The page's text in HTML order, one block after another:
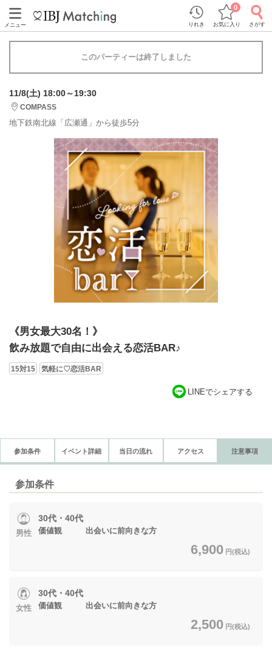
メニュー りれき お気に入り
0
さがす
このパーティーは終了しました
11/8(土) 18:00～19:30
COMPASS
地下鉄南北線「広瀬通」から徒歩5分
《男女最大30名！》
飲み放題で自由に出会える恋活BAR♪
15対15 気軽に♡恋活BAR
LINEでシェアする
参加条件 イベント詳細 当日の流れ アクセス 注意事項
参加条件
男性
30代・40代
価値観 出会いに前向きな方
6,900 円(税込)
女性
30代・40代
価値観 出会いに前向きな方
2,500 円(税込)